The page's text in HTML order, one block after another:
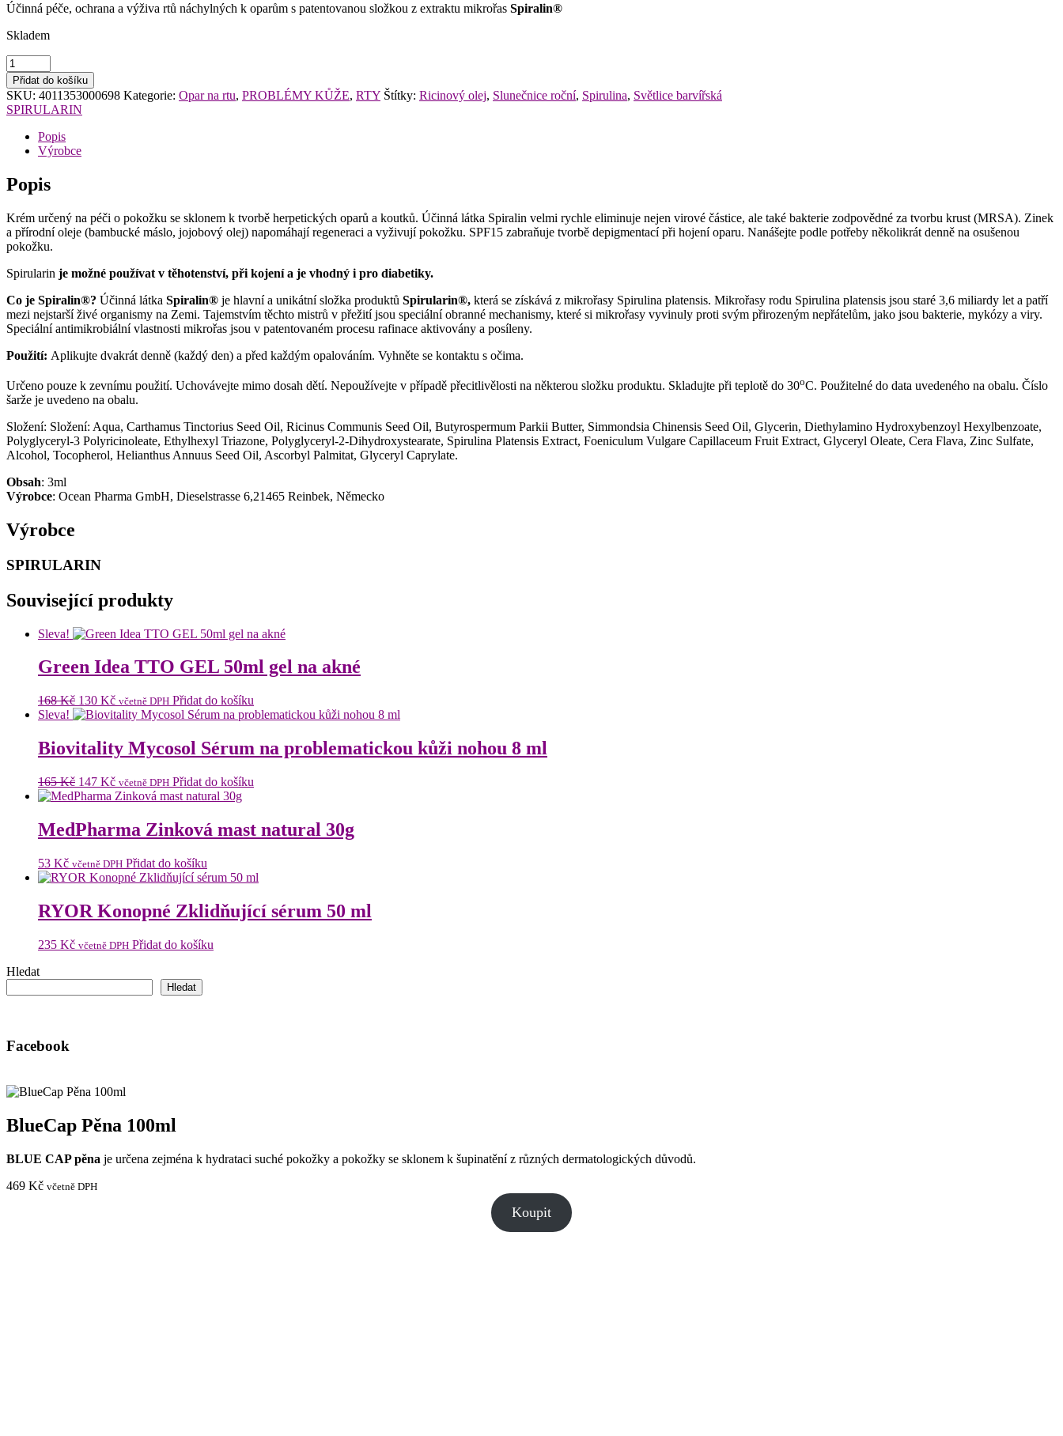
Účinná péče, ochrana a výživa rtů náchylných k oparům s patentovanou složkou z extraktu mikrořas Spiralin®
Skladem
Spirularin
HS
krém
na
opary
10ml
množství
Přidat do košíku
SKU: 4011353000698 Kategorie: Opar na rtu, PROBLÉMY KŮŽE, RTY Štítky: Ricinový olej, Slunečnice roční, Spirulina, Světlice barvířská
SPIRULARIN
Popis
Výrobce
Popis
Krém určený na péči o pokožku se sklonem k tvorbě herpetických oparů a koutků. Účinná látka Spiralin velmi rychle eliminuje nejen virové částice, ale také bakterie zodpovědné za tvorbu krust (MRSA). Zinek
a přírodní oleje (bambucké máslo, jojobový olej) napomáhají regeneraci a vyživují pokožku. SPF15 zabraňuje tvorbě depigmentací při hojení oparu. Nanášejte podle potřeby několikrát denně na osušenou
pokožku.
Spirularin je možné používat v těhotenství, při kojení a je vhodný i pro diabetiky.
Co je Spiralin®? Účinná látka Spiralin® je hlavní a unikátní složka produktů Spirularin®, která se získává z mikrořasy Spirulina platensis. Mikrořasy rodu Spirulina platensis jsou staré 3,6 miliardy let a patří
mezi nejstarší živé organismy na Zemi. Tajemstvím těchto mistrů v přežití jsou speciální obranné mechanismy, které si mikrořasy vyvinuly proti svým přirozeným nepřátelům, jako jsou bakterie, mykózy a viry.
Speciální antimikrobiální vlastnosti mikrořas jsou v patentovaném procesu rafinace aktivovány a posíleny.
Použití: Aplikujte dvakrát denně (každý den) a před každým opalováním. Vyhněte se kontaktu s očima.
Určeno pouze k zevnímu použití. Uchovávejte mimo dosah dětí. Nepoužívejte v případě přecitlivělosti na některou složku produktu. Skladujte při teplotě do 30oC. Použitelné do data uvedeného na obalu. Číslo
šarže je uvedeno na obalu.
Složení: Složení: Aqua, Carthamus Tinctorius Seed Oil, Ricinus Communis Seed Oil, Butyrospermum Parkii Butter, Simmondsia Chinensis Seed Oil, Glycerin, Diethylamino Hydroxybenzoyl Hexylbenzoate,
Polyglyceryl-3 Polyricinoleate, Ethylhexyl Triazone, Polyglyceryl-2-Dihydroxystearate, Spirulina Platensis Extract, Foeniculum Vulgare Capillaceum Fruit Extract, Glyceryl Oleate, Cera Flava, Zinc Sulfate,
Alcohol, Tocopherol, Helianthus Annuus Seed Oil, Ascorbyl Palmitat, Glyceryl Caprylate.
Obsah: 3ml
Výrobce: Ocean Pharma GmbH, Dieselstrasse 6,21465 Reinbek, Německo
Výrobce
SPIRULARIN
Související produkty
Sleva!
Green Idea TTO GEL 50ml gel na akné
168Kč Původní
cena
168 Kč.
130 KčAktuální
cena
130 Kč.
včetně DPH Přidat do košíku
Sleva!
Biovitality Mycosol Sérum na problematickou kůži nohou 8 ml
165Kč Původní
cena
165 Kč.
147 KčAktuální
cena
147 Kč.
včetně DPH Přidat do košíku
MedPharma Zinková mast natural 30g
53 Kč včetně DPH Přidat do košíku
RYOR Konopné Zklidňující sérum 50 ml
235 Kč včetně DPH Přidat do košíku
Hledat
Hledat
Facebook
BlueCap Pěna 100ml
BLUE CAP pěna je určena zejména k hydrataci suché pokožky a pokožky se sklonem k šupinatění z různých dermatologických důvodů.
469 Kč včetně DPH
Koupit